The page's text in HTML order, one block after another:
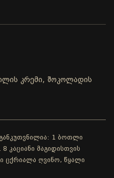
კრემი, შოკოლადის
განკუთვნილია: 1 ბოთლი
კაციანი მაგიდისთვის
ცქრიალა ღვინო, წყალი